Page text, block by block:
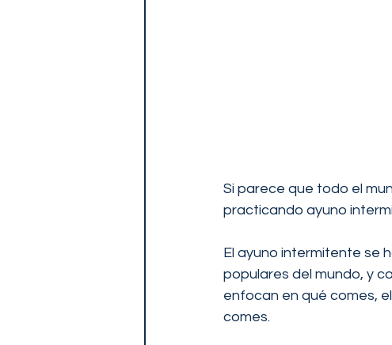
Si parece que todo el
practicando ayuno
El ayuno intermitente se
populares del mundo, y
enfocan en qué comes,
comes.